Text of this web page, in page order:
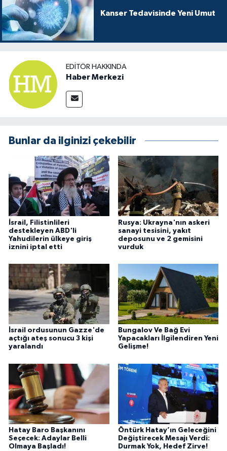
Kanser Tedavisinde Yeni Umut
EDITÖR HAKKINDA
Haber Merkezi
Bunlar da ilginizi çekebilir
İsrail, Filistinlileri
destekleyen ABD'li
Yahudilerin ülkeye giriş
iznini iptal etti
Rusya: Ukrayna'nın askeri
sanayi tesisini, yakıt
deposunu ve 2 gemisini
vurduk
İsrail ordusunun Gazze'de
açtığı ateş sonucu 3 kişi
yaralandı
Bungalov Ve Bağ Evi
Yapacakları İlgilendiren Yeni
Gelişme!
Hatay Baro Başkanını
Seçecek: Adaylar Belli
Olmaya Başladı!
Öntürk Hatay’ın Geleceğini
Değiştirecek Mesajı Verdi:
Durmak Yok, Hedef Zirve!